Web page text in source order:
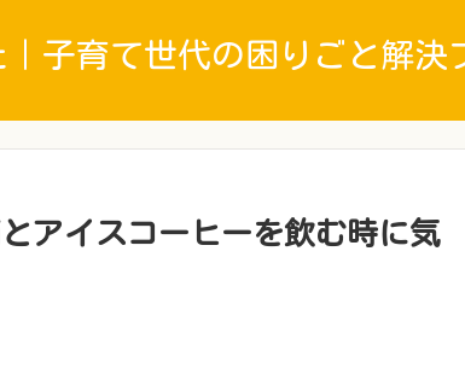
｜子育て世代の困りごと解決
アイスコーヒーを飲む時に気